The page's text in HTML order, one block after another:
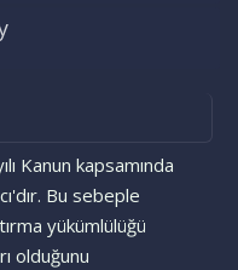
Kanun kapsamında
Bu sebeple
yükümlülüğü
olduğunu